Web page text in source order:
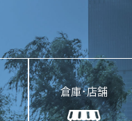
倉庫･店舗